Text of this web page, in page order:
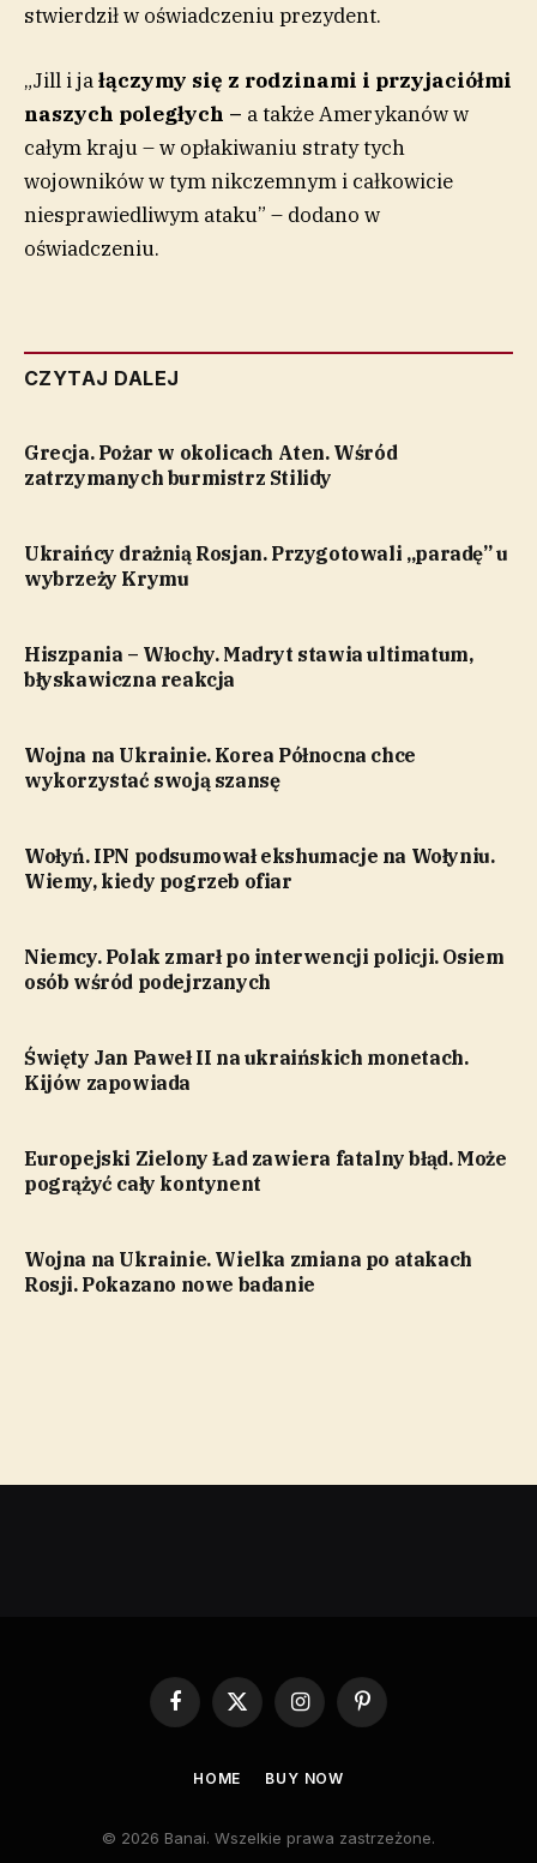
stwierdził w oświadczeniu prezydent.
„Jill i jałączymy się z rodzinami i przyjaciółmi
naszych poległych – a także Amerykanów w
całym kraju – w opłakiwaniu straty tych
wojowników w tym nikczemnym i całkowicie
niesprawiedliwym ataku” – dodano w
oświadczeniu.
CZYTAJ DALEJ
Grecja. Pożar w okolicach Aten. Wśród
zatrzymanych burmistrz Stilidy
Ukraińcy drażnią Rosjan. Przygotowali „paradę” u
wybrzeży Krymu
Hiszpania – Włochy. Madryt stawia ultimatum,
błyskawiczna reakcja
Wojna na Ukrainie. Korea Północna chce
wykorzystać swoją szansę
Wołyń. IPN podsumował ekshumacje na Wołyniu.
Wiemy, kiedy pogrzeb ofiar
Niemcy. Polak zmarł po interwencji policji. Osiem
osób wśród podejrzanych
Święty Jan Paweł II na ukraińskich monetach.
Kijów zapowiada
Europejski Zielony Ład zawiera fatalny błąd. Może
pogrążyć cały kontynent
Wojna na Ukrainie. Wielka zmiana po atakach
Rosji. Pokazano nowe badanie
Facebook
X
InstagramPinterest
HOME BUY NOW
© 2026 Banai. Wszelkie prawa zastrzeżone.